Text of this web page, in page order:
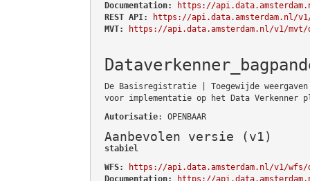
Documentation:
https://
REST API:
https://api.data.amsterdam.nl/
MVT:
https://api.data.amsterdam.nl/v1/mvt/
De Basisregistratie | Toegewijde
voor implementatie op het Data Verkenner
Autorisatie: OPENBAAR
Aanbevolen versie (v1)
stabiel
WFS:
https://api.data.amsterdam.nl/v1/wfs/
Documentation:
https://